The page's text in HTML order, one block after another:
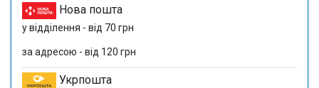
Нова пошта
у відділення - від 70 грн
за адресою - від 120 грн
Укрпошта